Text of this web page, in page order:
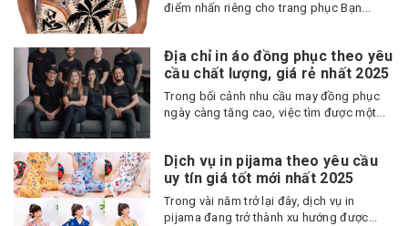
điểm nhấn riêng cho trang phục Bạn...
Địa chỉ in áo đồng phục theo yêu
cầu chất lượng, giá rẻ nhất 2025
Trong bối cảnh nhu cầu may đồng phục
ngày càng tăng cao, việc tìm được một...
Dịch vụ in pijama theo yêu cầu
uy tín giá tốt mới nhất 2025
Trong vài năm trở lại đây, dịch vụ in
pijama đang trở thành xu hướng được...